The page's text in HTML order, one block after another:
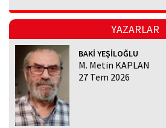
YAZARLAR
BAKİ YEŞİLOĞLU
M. Metin KAPLAN
27 Tem 2026